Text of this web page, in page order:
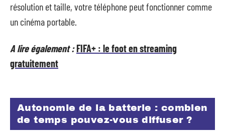
résolution et taille, votre téléphone peut fonctionner comme
un cinéma portable.
A lire également :FIFA+ : le foot en streaming
gratuitement
Autonomie de la batterie : combien
de temps pouvez-vous diffuser ?